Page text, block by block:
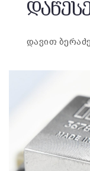
დავით ბერაძე